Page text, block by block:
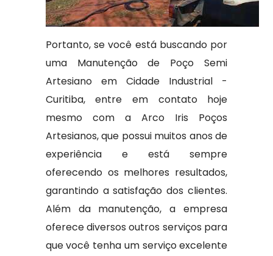
Portanto, se você está buscando por
uma Manutenção de Poço Semi
Artesiano em Cidade Industrial -
Curitiba, entre em contato hoje
mesmo com a Arco Iris Poços
Artesianos, que possui muitos anos de
experiência e está sempre
oferecendo os melhores resultados,
garantindo a satisfação dos clientes.
Além da manutenção, a empresa
oferece diversos outros serviços para
que você tenha um serviço excelente